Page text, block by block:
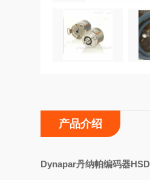
产品介绍
Dynapar丹纳帕编码器